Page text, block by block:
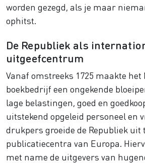
worden gezegd, als je maar
ophitst.
De Republiek als
uitgeefcentrum
Vanaf omstreeks 1725 maakte het
boekbedrijf een ongekende
lage belastingen, goed en
uitstekend opgeleid personeel en
drukpers groeide de Republiek uit
publicatiecentra van Europa.
met name de uitgevers van